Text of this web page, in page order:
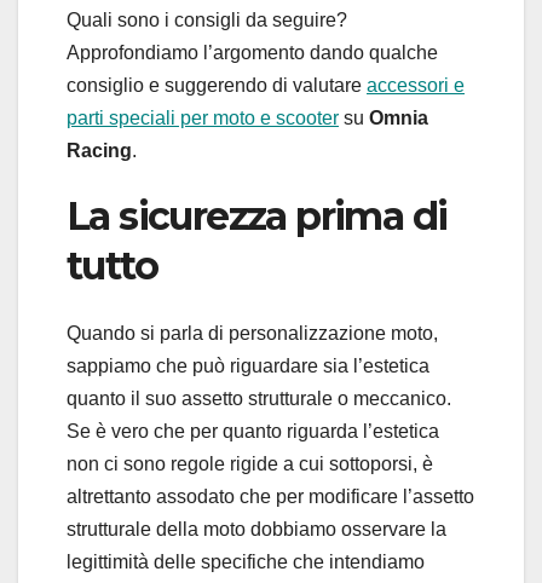
Quali sono i consigli da seguire?
Approfondiamo l’argomento dando qualche
consiglio e suggerendo di valutare accessori e
parti speciali per moto e scooter su Omnia
Racing.
La sicurezza prima di
tutto
Quando si parla di personalizzazione moto,
sappiamo che può riguardare sia l’estetica
quanto il suo assetto strutturale o meccanico.
Se è vero che per quanto riguarda l’estetica
non ci sono regole rigide a cui sottoporsi, è
altrettanto assodato che per modificare l’assetto
strutturale della moto dobbiamo osservare la
legittimità delle specifiche che intendiamo